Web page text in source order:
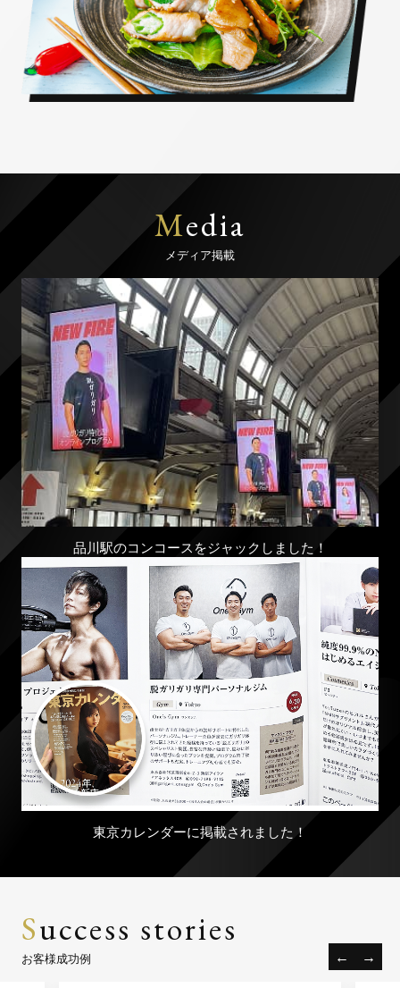
Media
メディア掲載
品川駅のコンコースをジャックしました！
東京カレンダーに掲載されました！
Success stories
お客様成功例